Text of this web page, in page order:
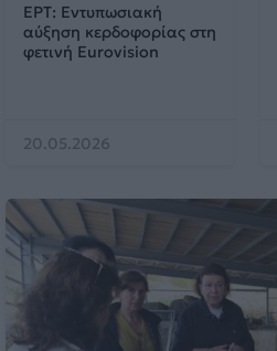
ΕΡΤ: Εντυπωσιακή
αύξηση κερδοφορίας στη
φετινή Eurovision
20.05.2026